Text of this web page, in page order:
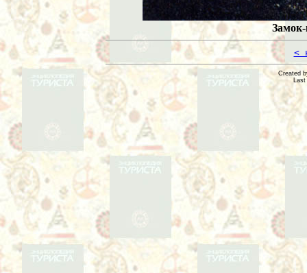
<
Created
Last